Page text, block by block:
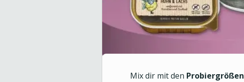
Mix dir mit den Probiergrößen